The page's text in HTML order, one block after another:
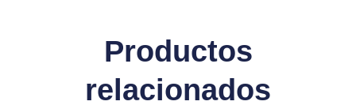
Productos
relacionados